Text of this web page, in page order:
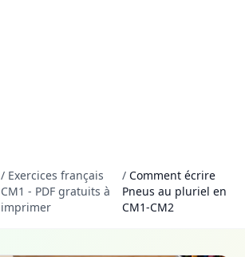
/ Exercices français
CM1 - PDF gratuits à
imprimer
/ Comment écrire
Pneus au pluriel en
CM1-CM2